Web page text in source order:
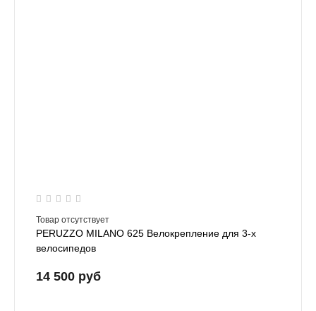
Товар отсутствует
PERUZZO MILANO 625 Велокрепление для 3-х
велосипедов
14 500 руб